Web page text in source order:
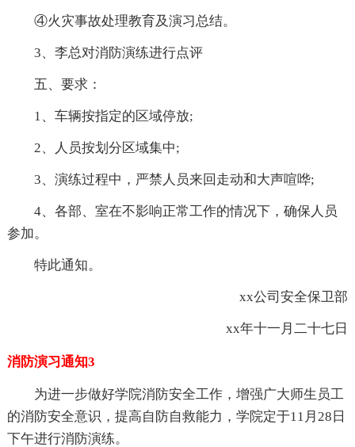
④火灾事故处理教育及演习总结。
3、李总对消防演练进行点评
五、要求：
1、车辆按指定的区域停放;
2、人员按划分区域集中;
3、演练过程中，严禁人员来回走动和大声喧哗;
4、各部、室在不影响正常工作的情况下，确保人员
参加。
特此通知。
xx公司安全保卫部
xx年十一月二十七日
消防演习通知3
为进一步做好学院消防安全工作，增强广大师生员工
的消防安全意识，提高自防自救能力，学院定于11月28日
下午进行消防演练。